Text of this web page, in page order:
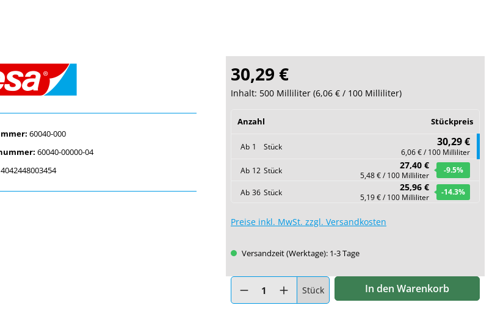
60040-000
60040-00000-04
4042448003454
30,29 €
Inhalt: 500 Milliliter (6,06 € / 100 Milliliter)
Anzahl Stückpreis
Ab 1 Stück 30,29 €
6,06 € / 100 Milliliter
Ab 12 Stück 27,40 €
5,48 € / 100 Milliliter
-9.5%
Ab 36 Stück 25,96 €
5,19 € / 100 Milliliter
-14.3%
Preise inkl. MwSt. zzgl. Versandkosten
Versandzeit (Werktage): 1-3 Tage
Produkt Anzahl: Gib den gewünschten Wert ein oder benutze
Stück In den Warenkorb